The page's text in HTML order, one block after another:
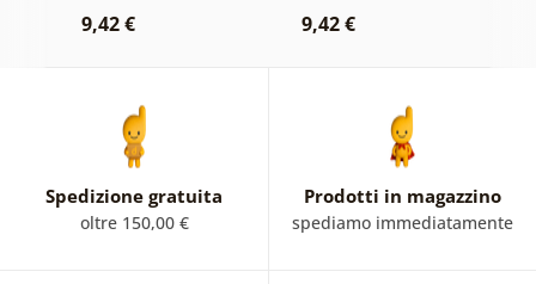
9,42 € 9,42 €
Spedizione gratuita
oltre 150,00 €
Prodotti in magazzino
spediamo immediatamente